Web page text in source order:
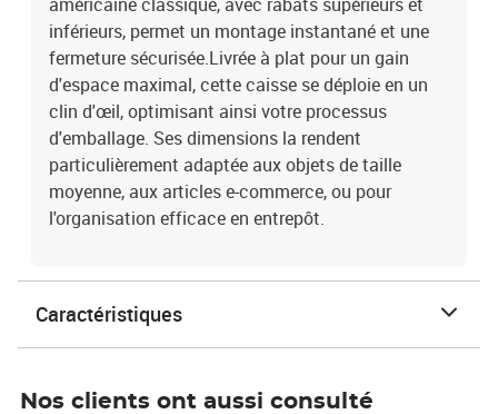
inférieurs, permet un montage instantané et une
fermeture sécurisée.Livrée à plat pour un gain
d'espace maximal, cette caisse se déploie en un
clin d'œil, optimisant ainsi votre processus
d'emballage. Ses dimensions la rendent
particulièrement adaptée aux objets de taille
moyenne, aux articles e-commerce, ou pour
l'organisation efficace en entrepôt.
Caractéristiques
Nos clients ont aussi consulté